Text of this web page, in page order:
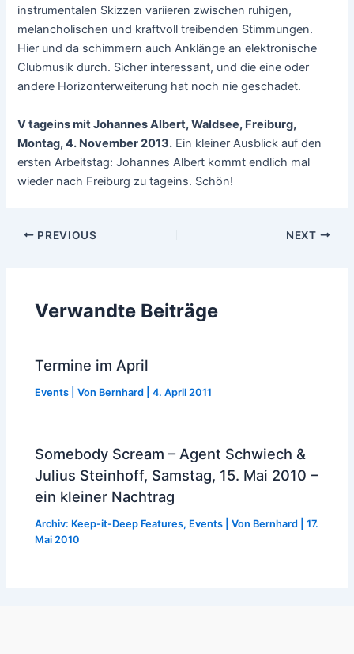
instrumentalen Skizzen variieren zwischen ruhigen,
melancholischen und kraftvoll treibenden Stimmungen.
Hier und da schimmern auch Anklänge an elektronische
Clubmusik durch. Sicher interessant, und die eine oder
andere Horizonterweiterung hat noch nie geschadet.
V tageins mit Johannes Albert, Waldsee, Freiburg,
Montag, 4. November 2013. Ein kleiner Ausblick auf den
ersten Arbeitstag: Johannes Albert kommt endlich mal
wieder nach Freiburg zu tageins. Schön!
Post
PREVIOUS NEXT
Verwandte Beiträge
Termine im April
Events | Von Bernhard |4. April 2011
Somebody Scream – Agent Schwiech &
Julius Steinhoff, Samstag, 15. Mai 2010 –
ein kleiner Nachtrag
Archiv: Keep-it-Deep Features, Events | Von Bernhard |17.
Mai 2010